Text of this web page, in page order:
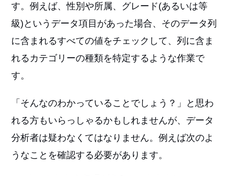
す。例えば、性別や所属、グレード(あるいは等
級)というデータ項目があった場合、そのデータ列
に含まれるすべての値をチェックして、列に含ま
れるカテゴリーの種類を特定するような作業で
す。
「そんなのわかっていることでしょう？」と思わ
れる方もいらっしゃるかもしれませんが、データ
分析者は疑わなくてはなりません。例えば次のよ
うなことを確認する必要があります。